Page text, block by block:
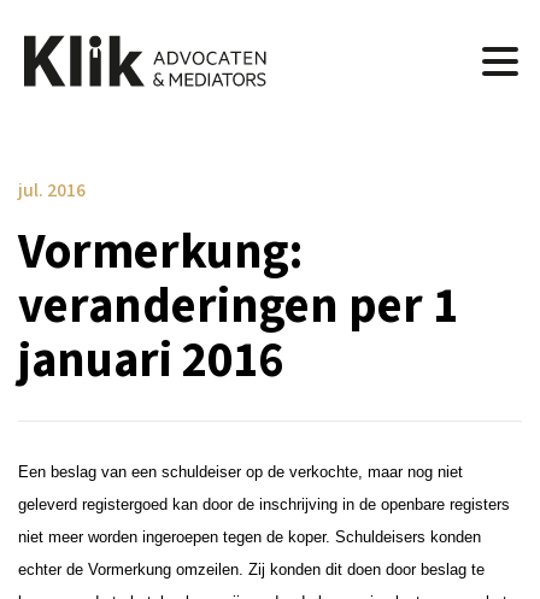
jul. 2016
Vormerkung:
veranderingen per 1
januari 2016
Een beslag van een schuldeiser op de verkochte, maar nog niet
geleverd registergoed kan door de inschrijving in de openbare registers
niet meer worden ingeroepen tegen de koper. Schuldeisers konden
echter de Vormerkung omzeilen. Zij konden dit doen door beslag te